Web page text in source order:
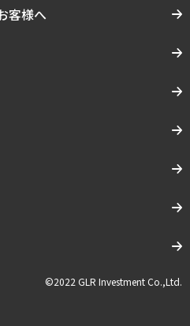
客様へ
©2022 GLR Investment Co.,Ltd.